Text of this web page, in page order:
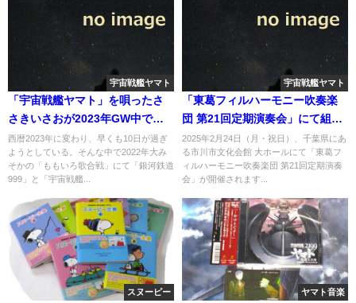
宇宙戦艦ヤマト
「宇宙戦艦ヤマト」を唄ったさ
さきいさおが2023年GW中で東
京と大阪のイベントにて出演へ
西暦2023年に変わり、早くも10日が過ぎ
ようとしている。そんな中で2022年大み
そかの「ももいろ歌合戦」にて「銀河鉄道
999」と「宇宙戦艦...
宇宙戦艦ヤマト
「東葛フィルハーモニー吹奏楽
団 第21回定期演奏会」にて組曲
「宇宙戦艦ヤマト」が演奏へ
2025年2月24日（月・祝日）、千葉県にあ
る市川市文化会館 大ホールにて「東葛フ
ィルハーモニー吹奏楽団 第21回定期演奏
会」が開催されます...
スヌーピー ヤマト音楽